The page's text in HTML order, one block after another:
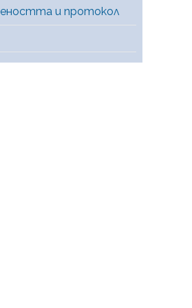
и протокол